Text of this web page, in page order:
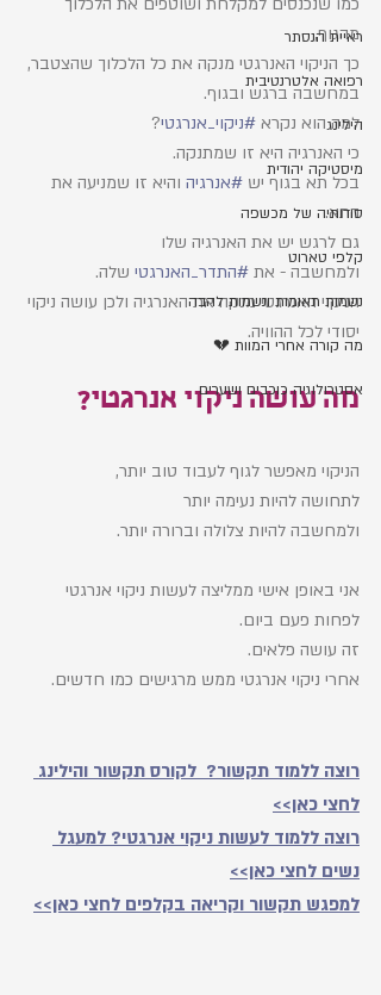
ראיית הנסתר
רפואה אלטרנטיבית
הילינג
מיסטיקה יהודית
סודותיה של מכשפה
קלפי טארוט
נשמות תאומות ונשמות להבה
מה קורה אחרי המוות 💔
אסטרולוגיה כוכבים ושערים
מהגוף,
כך הניקוי האנרגטי מנקה את כל הלכלוך שהצטבר,
במחשבה ברגש ובגוף.
למה הוא נקרא #ניקוי_אנרגטי?
כי האנרגיה היא זו שמתנקה.
בכל תא בגוף יש #אנרגיה והיא זו שמניעה את
התא.
גם לרגש יש את האנרגיה שלו
ולמחשבה - את #התדר_האנרגטי שלה.
הניקוי האנרגטי מנקה את האנרגיה ולכן עושה ניקוי
יסודי לכל ההוויה.
מה עושה ניקוי אנרגטי?
הניקוי מאפשר לגוף לעבוד טוב יותר,
לתחושה להיות נעימה יותר
ולמחשבה להיות צלולה וברורה יותר.
אני באופן אישי ממליצה לעשות ניקוי אנרגטי
לפחות פעם ביום.
זה עושה פלאים.
אחרי ניקוי אנרגטי ממש מרגישים כמו חדשים.
רוצה ללמוד תקשור?  לקורס תקשור והילינג
לחצי כאן>>
רוצה ללמוד לעשות ניקוי אנרגטי? למעגל
נשים לחצי כאן>>
למפגש תקשור וקריאה בקלפים לחצי כאן>>